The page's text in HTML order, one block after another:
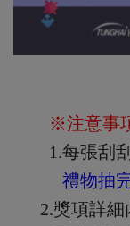
※注意事
1.每張刮
禮物抽
2.獎項